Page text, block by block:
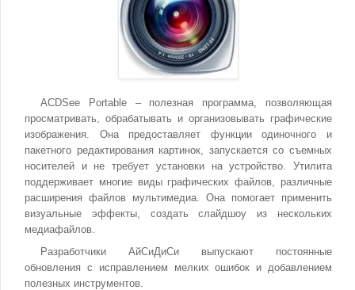
ACDSee Portable – полезная программа, позволяющая
просматривать, обрабатывать и организовывать графические
изображения. Она предоставляет функции одиночного и
пакетного редактирования картинок, запускается со съемных
носителей и не требует установки на устройство. Утилита
поддерживает многие виды графических файлов, различные
расширения файлов мультимедиа. Она помогает применить
визуальные эффекты, создать слайдшоу из нескольких
медиафайлов.
Разработчики АйСиДиСи выпускают постоянные
обновления с исправлением мелких ошибок и добавлением
полезных инструментов.